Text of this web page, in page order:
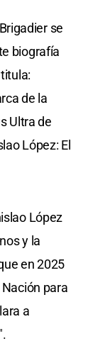
se
biografía
de la
Ultra de
López: El
López
y la
en 2025
para
a